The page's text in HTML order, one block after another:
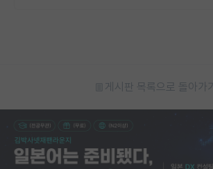
게시판 목록으로 돌아가기